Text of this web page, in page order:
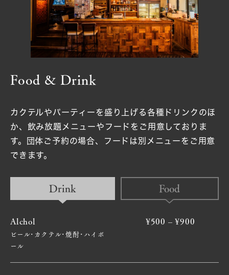
Food & Drink
カクテルやパーティーを盛り上げる各種ドリンクのほ
か、飲み放題メニューやフードをご用意しておりま
す。団体ご予約の場合、フードは別メニューをご用意
できます。
Drink Food
Alchol
ビール･カクテル･焼酎･ハイボ
ール
¥500 – ¥900